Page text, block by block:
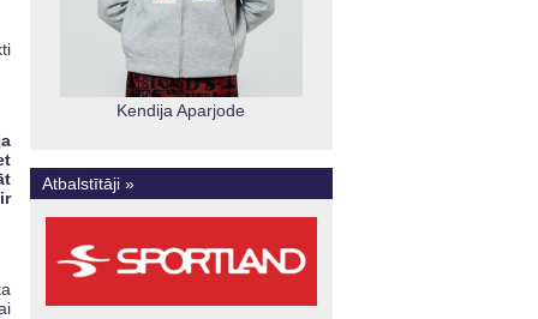
Kendija Aparjode
Atbalstītāji »